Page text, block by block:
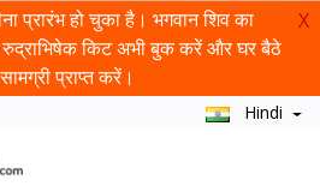
प्रारंभ हो चुका है। भगवान शिव का
किट अभी बुक करें और घर बैठे
प्राप्त करें।
X
Hindi